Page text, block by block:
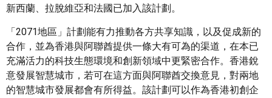
新西蘭、拉脫維亞和法國已加入該計劃。
「2071地區」計劃能有力推動各方共享知識，以及促成新的
合作，並為香港與阿聯酋提供一條大有可為的渠道，在本已
充滿活力的科技生態環境和創新領域中更緊密合作。香港銳
意發展智慧城市，若可在這方面與阿聯酋交換意見，對兩地
的智慧城市發展都會有所得益。該計劃可以作為香港初創企